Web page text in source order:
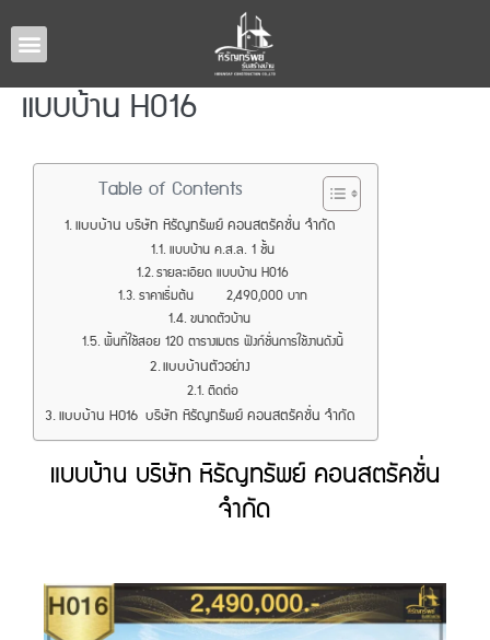
แบบบ้าน H016
Table of Contents
แบบบ้าน บริษัท หิรัญทรัพย์ คอนสตรัคชั่น จำกัด
แบบบ้าน ค.ส.ล. 1 ชั้น
รายละเอียด แบบบ้าน H016
ราคาเริ่มต้น 2,490,000 บาท
ขนาดตัวบ้าน
พื้นที่ใช้สอย 120 ตารางเมตร ฟังก์ชั่นการใช้งานดังนี้
แบบบ้านตัวอย่าง
ติดต่อ
แบบบ้าน H016 บริษัท หิรัญทรัพย์ คอนสตรัคชั่น จำกัด​
แบบบ้าน บริษัท หิรัญทรัพย์ คอนสตรัคชั่น
จำกัด